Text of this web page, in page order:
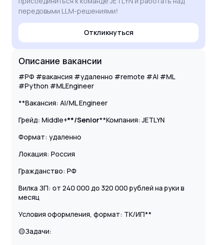
передовыми LLM-решениями!
Откликнуться
Описание вакансии
#РФ #вакансия #удаленно #remote #AI #ML
#Python #MLEngineer
**Вакансия: AI/ML Engineer
Грейд: Middle+**/Senior**Компания: JETLYN
Формат: удаленно
Локация: Россия
Гражданство: РФ
Вилка ЗП: от 240 000 до 320 000 рублей на руки в
месяц
Условия оформления, формат: ТК/ИП**
🟡Задачи: